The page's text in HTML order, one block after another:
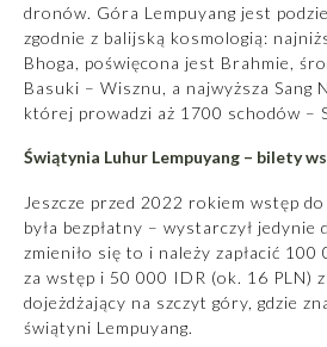
dronów. Góra Lempuyang jest
zgodnie z balijską kosmologią:
Bhoga, poświęcona jest Brahmie,
Basuki – Wisznu, a najwyższa Sang
której prowadzi aż 1700 schodów –
Świątynia Luhur Lempuyang – bilety
Jeszcze przed 2022 rokiem wstęp
była bezpłatny – wystarczył
zmieniło się to i należy zapłacić
za wstęp i 50 000 IDR (ok. 16 PLN)
dojeżdżający na szczyt góry, gdzie
świątyni Lempuyang.